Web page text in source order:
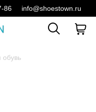
86 info@shoestown.ru
обувь